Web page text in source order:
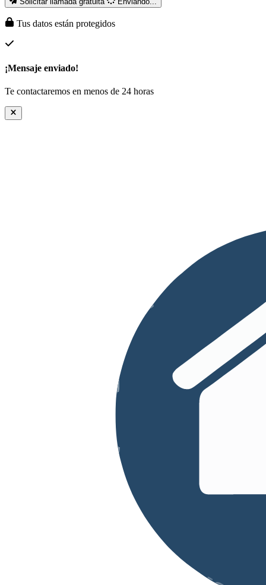
Tus datos están protegidos
¡Mensaje enviado!
Te contactaremos en menos de 24 horas